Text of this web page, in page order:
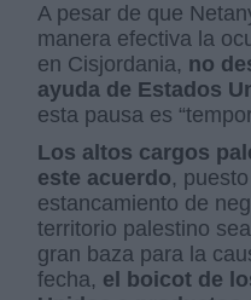
A pesar de que
manera efectiva la
en Cisjordania, no
ayuda de Estados
esta pausa es
Los altos cargos
este acuerdo,
estancamiento de
territorio palestino
gran baza para la
fecha, el boicot de